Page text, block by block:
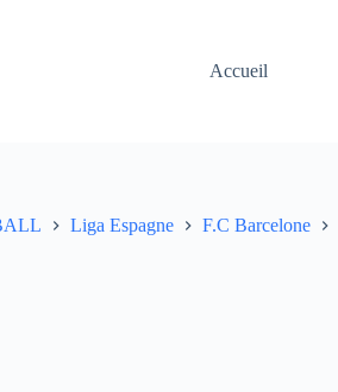
Accueil
Liga Espagne F.C Barcelone